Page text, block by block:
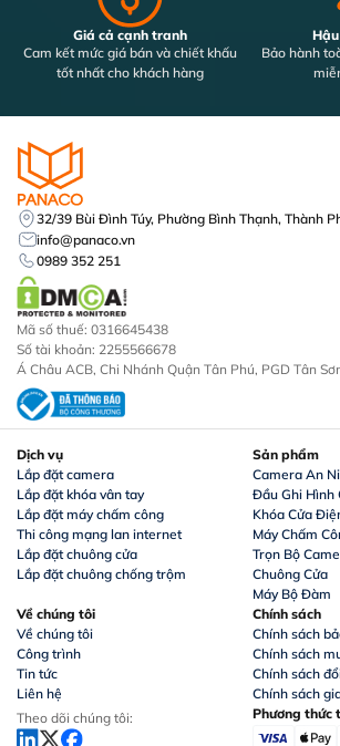
Giá cả cạnh tranh
Cam kết mức giá bán và chiết khấu
tốt nhất cho khách hàng
Bảo hành
Về chúng tôi
Về chúng tôi
Công trình
Tin tức
Liên hệ
Theo dõi chúng tôi:
Dịch vụ
Lắp đặt camera
Lắp đặt khóa vân tay
Lắp đặt máy chấm công
Thi công mạng lan internet
Lắp đặt chuông cửa
Lắp đặt chuông chống trộm
Sản phẩm
Camera An
Đầu Ghi Hình
Khóa Cửa
Máy Chấm
Trọn Bộ
Chuông Cửa
Máy Bộ Đàm
Chính sách
Chính sách
Chính sách
Chính sách
Chính sách
Phương thức
32/39 Bùi Đình Túy, Phường Bình Thạnh, Thành
info@panaco.vn
0989 352 251
Mã số thuế: 0316645438
Số tài khoản: 2255566678
Á Châu ACB, Chi Nhánh Quận Tân Phú, PGD Tân